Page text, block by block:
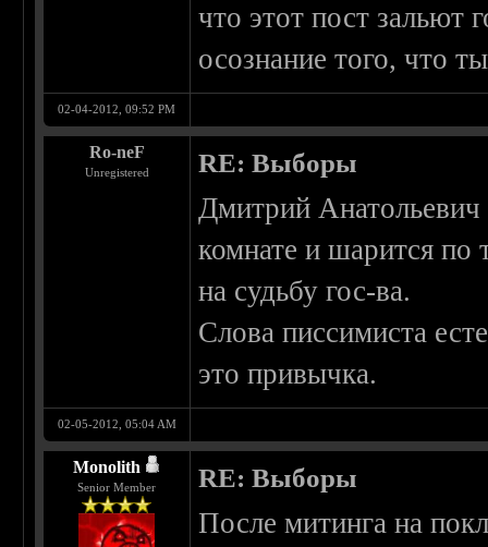
что этот пост зальют
осознание того, что
02-04-2012, 09:52 PM
Ro-neF
Unregistered RE: Выборы
Дмитрий Анатольевич
комнате и шарится по
на судьбу гос-ва.
Слова писсимиста
это привычка.
02-05-2012, 05:04 AM
Monolith
Senior Member RE: Выборы
После митинга на